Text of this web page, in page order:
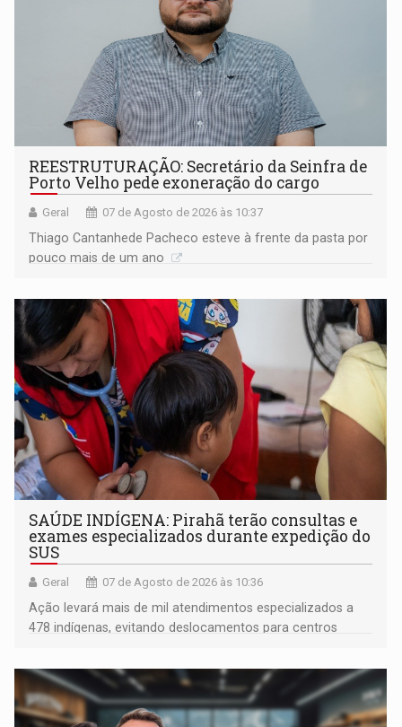
REESTRUTURAÇÃO: Secretário da Seinfra de
Porto Velho pede exoneração do cargo
Geral 07 de Agosto de 2026 às 10:37
Thiago Cantanhede Pacheco esteve à frente da pasta por
pouco mais de um ano
SAÚDE INDÍGENA: Pirahã terão consultas e
exames especializados durante expedição do
SUS
Geral 07 de Agosto de 2026 às 10:36
Ação levará mais de mil atendimentos especializados a
478 indígenas, evitando deslocamentos para centros